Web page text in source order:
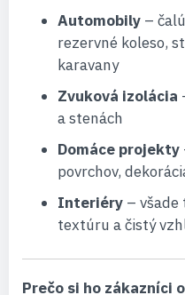
Automobily –
rezervné koleso,
karavany
Zvuková izolácia
a stenách
Domáce projekty
povrchov,
Interiéry –
textúru a čistý
Prečo si ho zákazníci